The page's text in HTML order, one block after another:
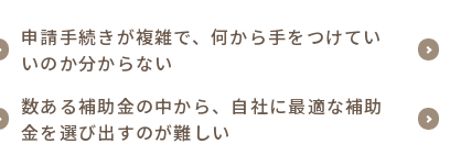
申請手続きが複雑で、何から手をつけてい
いのか分からない
数ある補助金の中から、自社に最適な補助
金を選び出すのが難しい